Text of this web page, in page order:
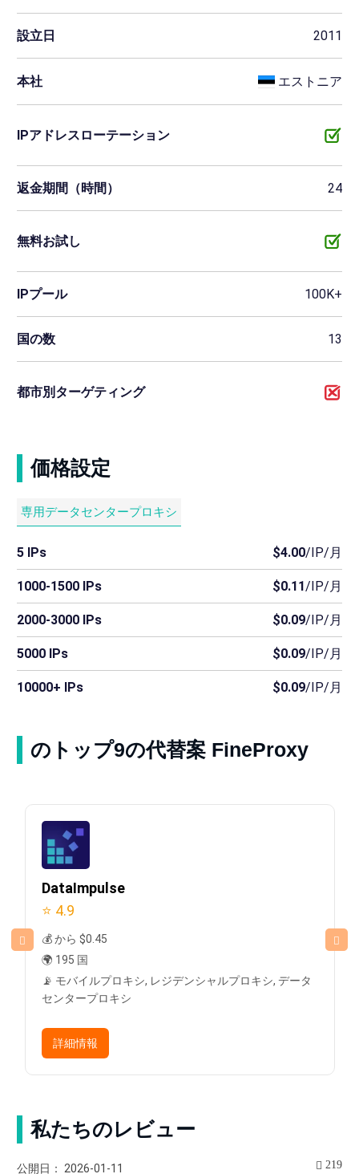
設立日 2011
本社 エストニア
IPアドレスローテーション
返金期間（時間） 24
無料お試し
IPプール 100K+
国の数 13
都市別ターゲティング
価格設定
専用データセンタープロキシ
5 IPs $4.00/IP/月
1000-1500 IPs $0.11/IP/月
2000-3000 IPs $0.09/IP/月
5000 IPs $0.09/IP/月
10000+ IPs $0.09/IP/月
のトップ9の代替案 FineProxy
DataImpulse
⭐ 4.9
💰 から $0.45
🌍 195 国
📡 モバイルプロキシ, レジデンシャルプロキシ, データ
センタープロキシ
詳細情報
私たちのレビュー
公開日： 2026-01-11 219